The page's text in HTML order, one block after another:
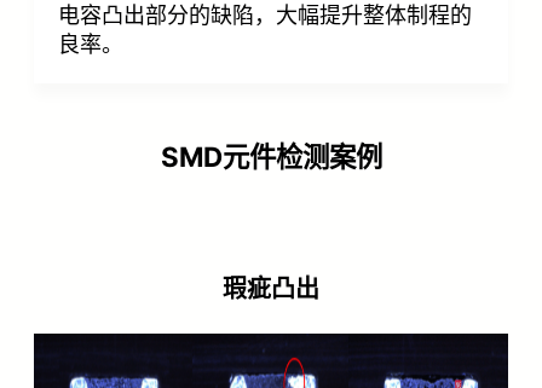
电容凸出部分的缺陷，大幅提升整体制程的
良率。
SMD元件检测案例
瑕疵凸出